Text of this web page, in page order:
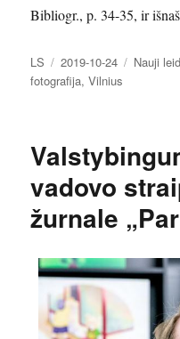
Bibliogr., p. 34-35, ir
Autorius
LS Paskelbta
2019-10-24 Nauji
fotografija,Vilnius
vadovo
žurnale